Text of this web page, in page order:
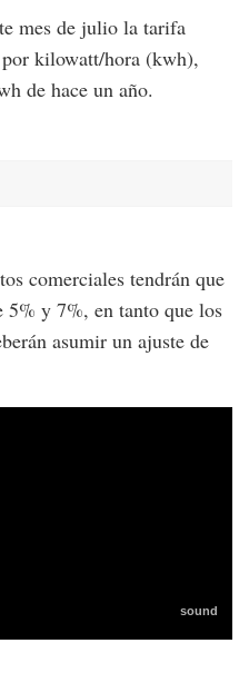
mes de julio la tarifa
kilowatt/hora (kwh),
de hace un año.
comerciales tendrán que
5% y 7%, en tanto que los
asumir un ajuste de